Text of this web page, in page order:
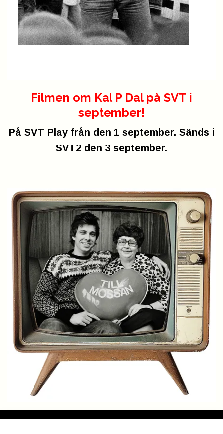
Filmen om Kal P Dal på SVT i
september!
På SVT Play från den 1 september. Sänds i
SVT2 den 3 september.